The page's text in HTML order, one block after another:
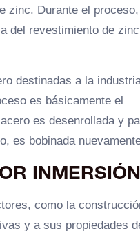
zinc. Durante el proceso,
del revestimiento de
destinadas a la
es básicamente el
es desenrollada y
es bobinada
INMERSIÓN
como la
y a sus propiedades